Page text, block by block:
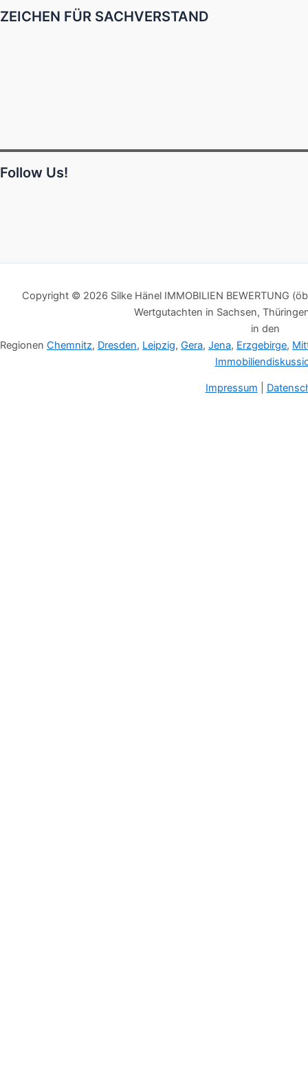
ZEICHEN FÜR SACHVERSTAND
Follow Us!
Copyright © 2026 Silke Hänel IMMOBILIEN BEWERTUNG
Wertgutachten in Sachsen,
in den
Regionen Chemnitz, Dresden, Leipzig, Gera, Jena, Erzgebirge,
Impressum